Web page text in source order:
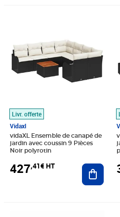
Livr. offerte
Vidaxl
vidaXL Ensemble de canapé de
jardin avec coussin 9 Pièces
Noir polyrotin
427,41€ HT